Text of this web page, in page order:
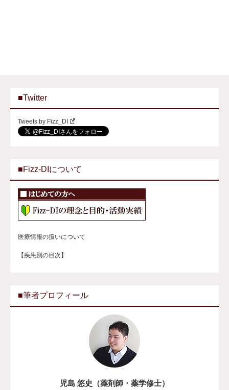
■Twitter
Tweets by Fizz_DI
■Fizz-DIについて
医療情報の扱いについて
【疾患別の目次】
■筆者プロフィール
児島 悠史（薬剤師・薬学修士）